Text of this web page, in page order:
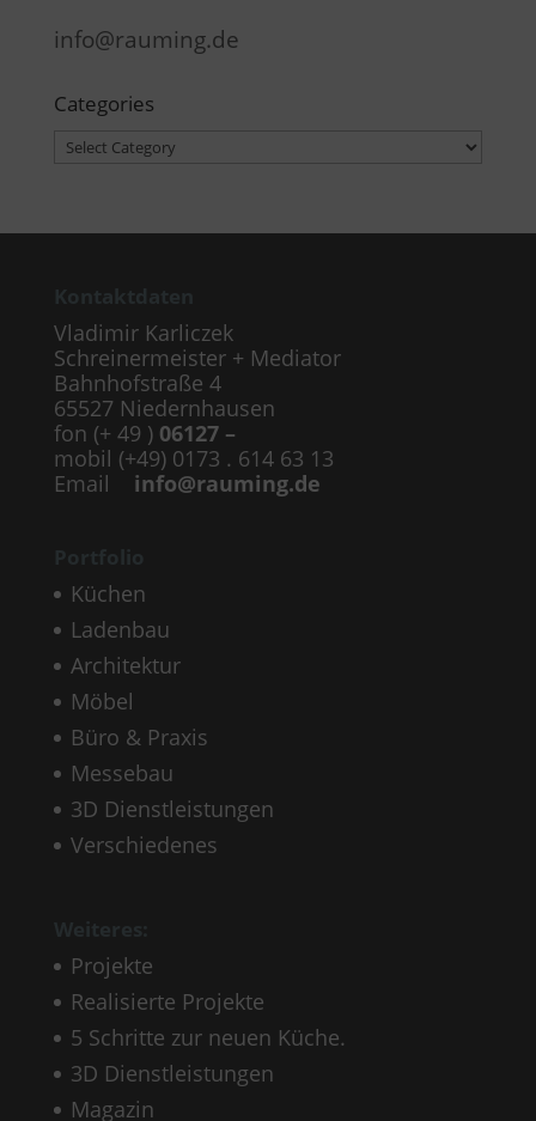
info@rauming.de
Categories
Categories
Vladimir Karliczek
Schreinermeister + Mediator
Bahnhofstraße 4
65527 Niedernhausen
fon (+ 49 ) 06127 –
mobil (+49) 0173 . 614 63 13
Email info@rauming.de
Küchen
Ladenbau
Architektur
Möbel
Büro & Praxis
Messebau
3D Dienstleistungen
Verschiedenes
Projekte
Realisierte Projekte
5 Schritte zur neuen Küche.
3D Dienstleistungen
Magazin